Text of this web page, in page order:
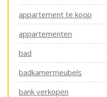
appartement te koop
appartementen
bad
badkamermeubels
bank verkopen